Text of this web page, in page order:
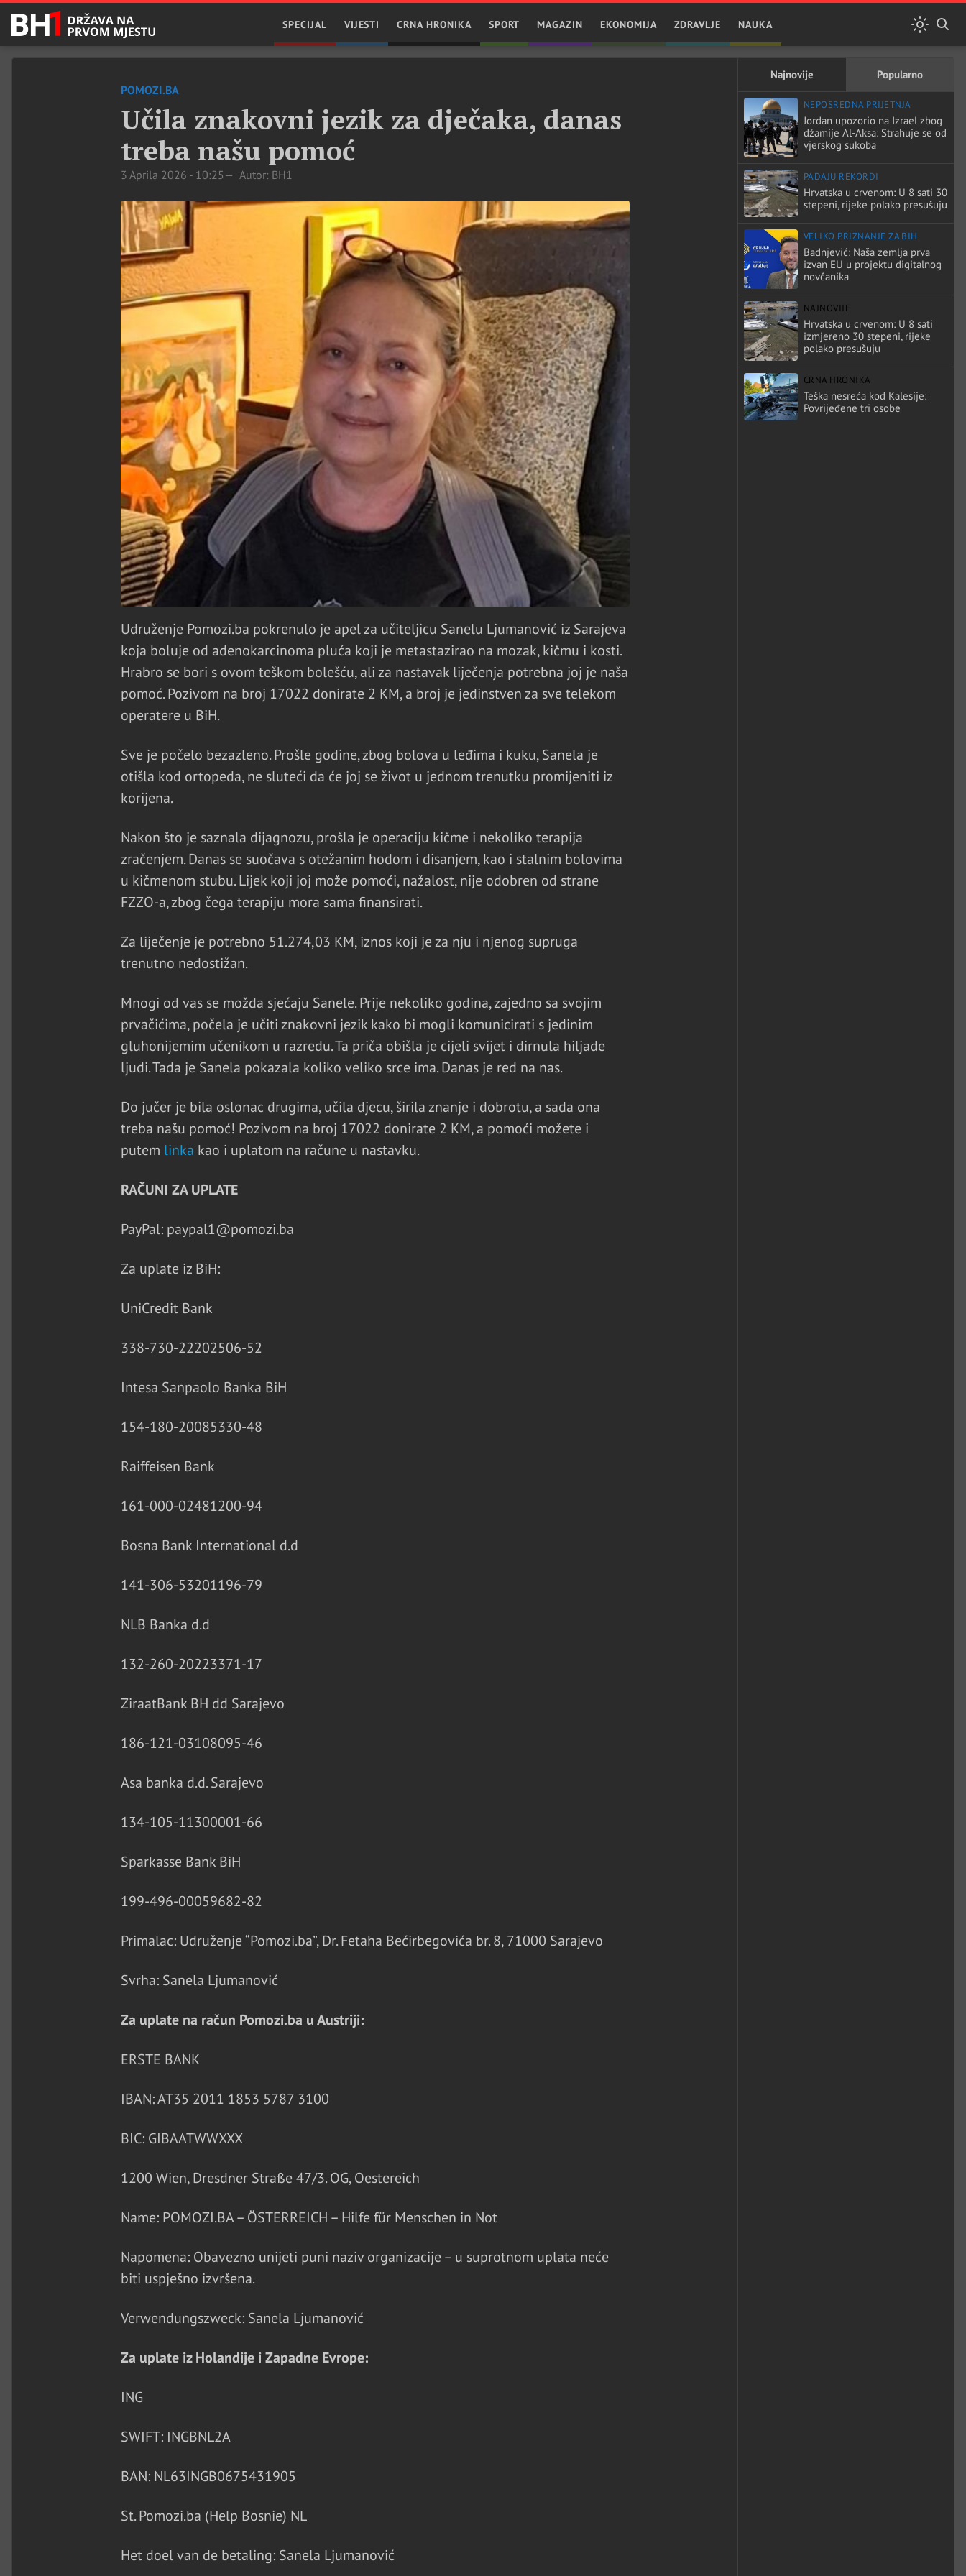
SPECIJAL VIJESTI CRNA HRONIKA SPORT MAGAZIN EKONOMIJA ZDRAVLJE NAUKA
POMOZI.BA
Učila znakovni jezik za dječaka, danas
treba našu pomoć
3 Aprila 2026 - 10:25 Autor: BH1
Udruženje Pomozi.ba pokrenulo je apel za učiteljicu Sanelu Ljumanović iz Sarajeva
koja boluje od adenokarcinoma pluća koji je metastazirao na mozak, kičmu i kosti.
Hrabro se bori s ovom teškom bolešću, ali za nastavak liječenja potrebna joj je naša
pomoć. Pozivom na broj 17022 donirate 2 KM, a broj je jedinstven za sve telekom
operatere u BiH.
Sve je počelo bezazleno. Prošle godine, zbog bolova u leđima i kuku, Sanela je
otišla kod ortopeda, ne sluteći da će joj se život u jednom trenutku promijeniti iz
korijena.
Nakon što je saznala dijagnozu, prošla je operaciju kičme i nekoliko terapija
zračenjem. Danas se suočava s otežanim hodom i disanjem, kao i stalnim bolovima
u kičmenom stubu. Lijek koji joj može pomoći, nažalost, nije odobren od strane
FZZO-a, zbog čega terapiju mora sama finansirati.
Za liječenje je potrebno 51.274,03 KM, iznos koji je za nju i njenog supruga
trenutno nedostižan.
Mnogi od vas se možda sjećaju Sanele. Prije nekoliko godina, zajedno sa svojim
prvačićima, počela je učiti znakovni jezik kako bi mogli komunicirati s jedinim
gluhonijemim učenikom u razredu. Ta priča obišla je cijeli svijet i dirnula hiljade
ljudi. Tada je Sanela pokazala koliko veliko srce ima. Danas je red na nas.
Do jučer je bila oslonac drugima, učila djecu, širila znanje i dobrotu, a sada ona
treba našu pomoć! Pozivom na broj 17022 donirate 2 KM, a pomoći možete i
putem linka kao i uplatom na račune u nastavku.
RAČUNI ZA UPLATE
PayPal: paypal1@pomozi.ba
Za uplate iz BiH:
UniCredit Bank
338-730-22202506-52
Intesa Sanpaolo Banka BiH
154-180-20085330-48
Raiffeisen Bank
161-000-02481200-94
Bosna Bank International d.d
141-306-53201196-79
NLB Banka d.d
132-260-20223371-17
ZiraatBank BH dd Sarajevo
186-121-03108095-46
Asa banka d.d. Sarajevo
134-105-11300001-66
Sparkasse Bank BiH
199-496-00059682-82
Primalac: Udruženje “Pomozi.ba”, Dr. Fetaha Bećirbegovića br. 8, 71000 Sarajevo
Svrha: Sanela Ljumanović
Za uplate na račun Pomozi.ba u Austriji:
ERSTE BANK
IBAN: AT35 2011 1853 5787 3100
BIC: GIBAATWWXXX
1200 Wien, Dresdner Straße 47/3. OG, Oestereich
Name: POMOZI.BA – ÖSTERREICH – Hilfe für Menschen in Not
Napomena: Obavezno unijeti puni naziv organizacije – u suprotnom uplata neće
biti uspješno izvršena.
Verwendungszweck: Sanela Ljumanović
Za uplate iz Holandije i Zapadne Evrope:
ING
SWIFT: INGBNL2A
BAN: NL63INGB0675431905
St. Pomozi.ba (Help Bosnie) NL
Het doel van de betaling: Sanela Ljumanović
Najnovije Popularno
NEPOSREDNA PRIJETNJA
Jordan upozorio na Izrael zbog
džamije Al-Aksa: Strahuje se od
vjerskog sukoba
PADAJU REKORDI
Hrvatska u crvenom: U 8 sati 30
stepeni, rijeke polako presušuju
VELIKO PRIZNANJE ZA BIH
Badnjević: Naša zemlja prva
izvan EU u projektu digitalnog
novčanika
NAJNOVIJE
Hrvatska u crvenom: U 8 sati
izmjereno 30 stepeni, rijeke
polako presušuju
CRNA HRONIKA
Teška nesreća kod Kalesije:
Povrijeđene tri osobe